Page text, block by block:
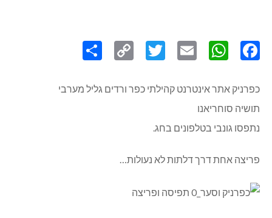
Link
כפרניק אתר אינטרנט קהילתי כפר ורדים גליל מערבי
תושיה סוחריאנו
נתפסו גונבי בטלפונים בחג.
פריצה אחת דרך דלתות לא נעולות…